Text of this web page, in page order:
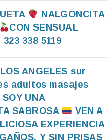
NALGONCITA
CON SENSUAL
323 338 5119
ANGELES sur
adultos masajes
SOY UNA
SABROSA
VEN A
EXPERIENCIA
Y SIN PRISAS